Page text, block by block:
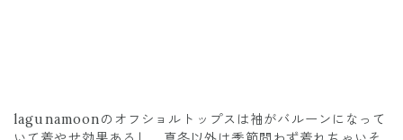
lagunamoonのオフショルトップスは袖がバルーンになって